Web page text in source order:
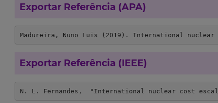
Exportar Referência (APA)
Madureira, Nuno Luis (2019). International
Exportar Referência (IEEE)
N. L. Fernandes,  "International nuclear cost